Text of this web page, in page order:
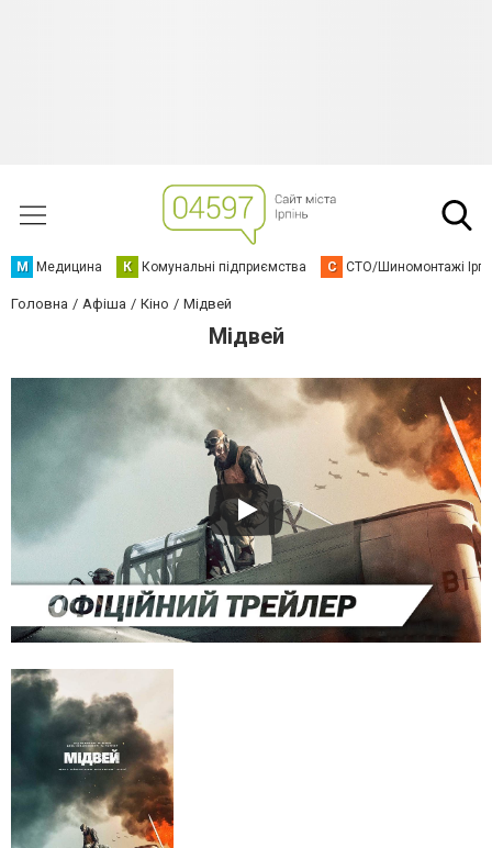
М Медицина К Комунальні підприємства С СТО/Шиномонтажі
Головна Афіша Кіно Мідвей
Мідвей